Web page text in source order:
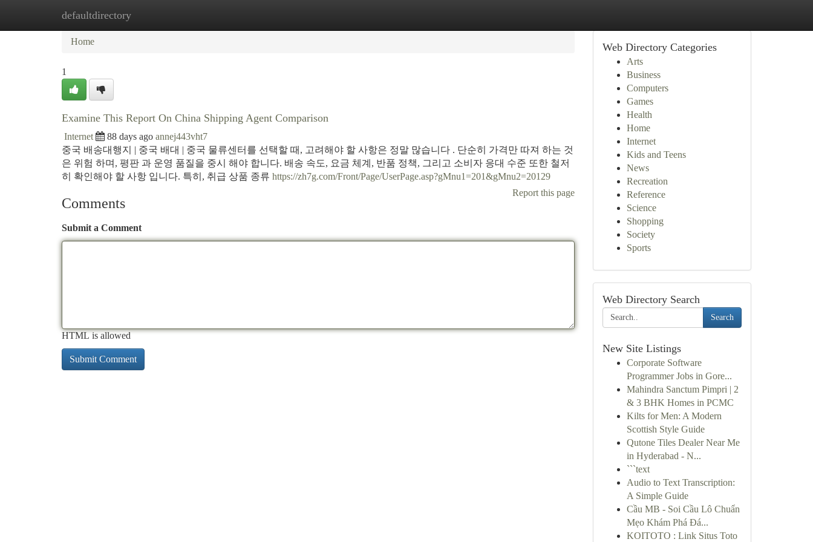
defaultdirectory
Home New Site Listings
Home
1
Examine This Report On China Shipping Agent Comparison
Internet 88 days ago annej443vht7
중국 배송대행지 | 중국 배대 | 중국 물류센터를 선택할 때, 고려해야 할 사항은 정말 많습니다 . 단순히 가격만 따져 하는 것
은 위험 하며, 평판 과 운영 품질을 중시 해야 합니다. 배송 속도, 요금 체계, 반품 정책, 그리고 소비자 응대 수준 또한 철저
히 확인해야 할 사항 입니다. 특히, 취급 상품 종류 https://zh7g.com/Front/Page/UserPage.asp?gMnu1=201&gMnu2=20129
Report this page
Comments
Submit a Comment
HTML is allowed
Web Directory Categories
Arts
Business
Computers
Games
Health
Home
Internet
Kids and Teens
News
Recreation
Reference
Science
Shopping
Society
Sports
Web Directory Search
Search
New Site Listings
Corporate Software
Programmer Jobs in Gore...
Mahindra Sanctum Pimpri | 2
& 3 BHK Homes in PCMC
Kilts for Men: A Modern
Scottish Style Guide
Qutone Tiles Dealer Near Me
in Hyderabad - N...
```text
Audio to Text Transcription:
A Simple Guide
Cầu MB - Soi Cầu Lô Chuẩn
Mẹo Khám Phá Đá...
KOITOTO : Link Situs Toto